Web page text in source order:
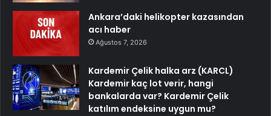
Ankara’daki helikopter kazasından
acı haber
Ağustos 7, 2026
Kardemir Çelik halka arz (KARCL)
Kardemir kaç lot verir, hangi
bankalarda var? Kardemir Çelik
katılım endeksine uygun mu?